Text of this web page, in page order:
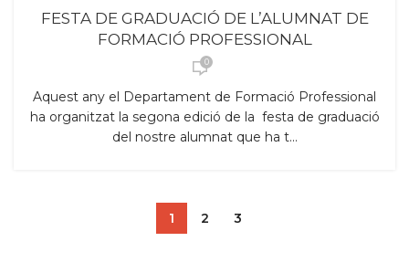
CERTIFICAT DE NETEJA
CERTIFICAT DE PROFESSIONALITAT
CERTIFICAT DE PROFESSIONALITAT INSTITUCIONS.
CURS 2024_25,
TSEI,TSIS
FESTA DE GRADUACIÓ DE L’ALUMNAT DE
FORMACIÓ PROFESSIONAL
0
Aquest any el Departament de Formació Professional
ha organitzat la segona edició de la festa de graduació
del nostre alumnat que ha t...
1 2 3